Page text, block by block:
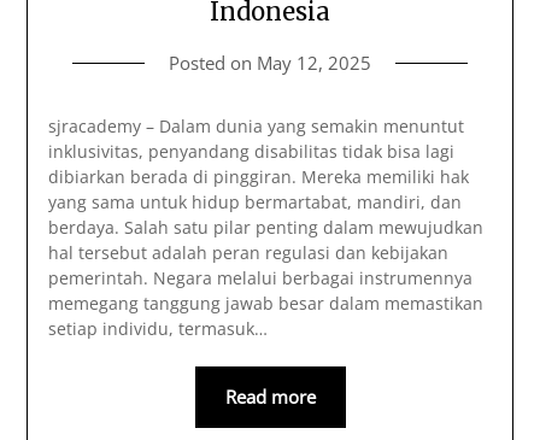
Indonesia
Posted on May 12, 2025
sjracademy – Dalam dunia yang semakin menuntut
inklusivitas, penyandang disabilitas tidak bisa lagi
dibiarkan berada di pinggiran. Mereka memiliki hak
yang sama untuk hidup bermartabat, mandiri, dan
berdaya. Salah satu pilar penting dalam mewujudkan
hal tersebut adalah peran regulasi dan kebijakan
pemerintah. Negara melalui berbagai instrumennya
memegang tanggung jawab besar dalam memastikan
setiap individu, termasuk…
Read more